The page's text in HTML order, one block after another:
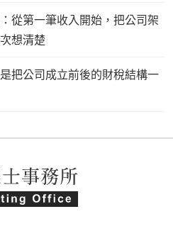
從第一筆收入開始，把公司架
想清楚
把公司成立前後的財稅結構一